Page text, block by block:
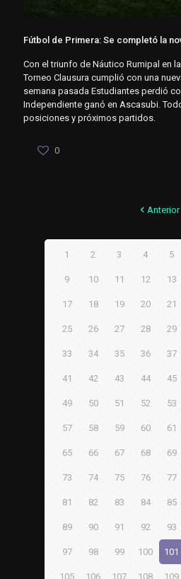
Fútbol de Primera: Se completó la
Con el triunfo de Náutico Rumipal en
Torneo Clausura cumplió con una
semana pasada Estudiantes perdió
Independiente ganó en Ascasubi.
posiciones y próximos partidos.
0
Anterior
1 2 3 4 5
9 10 11 12 13
17 18 19 20 21
25 26 27 28 29
33 34 35 36 37
41 42 43 44 45
49 50 51 52 53
57 58 59 60 61
65 66 67 68 69
73 74 75 76 77
81 82 83 84 85
89 90 91 92 93
97 98 99 100 101
105 106 107 108 109